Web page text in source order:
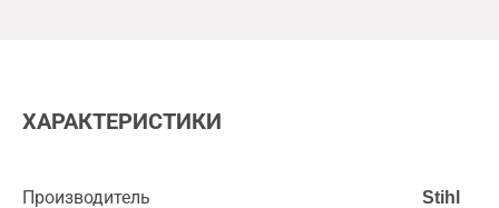
ХАРАКТЕРИСТИКИ
Производитель Stihl